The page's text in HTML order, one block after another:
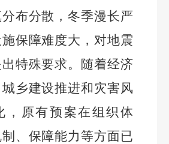
布分散，冬季漫长严
保障难度大，对地震
特殊要求。随着经济
乡建设推进和灾害风
，原有预案在组织体
、保障能力等方面已